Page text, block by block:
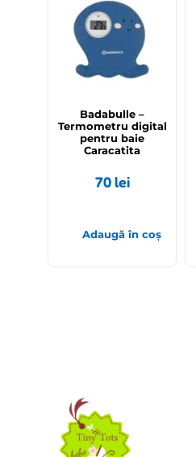
Badabulle –
Termometru digital
pentru baie
Caracatita
70lei
Adaugă în coș